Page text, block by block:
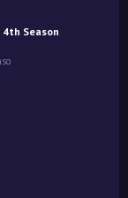
Season